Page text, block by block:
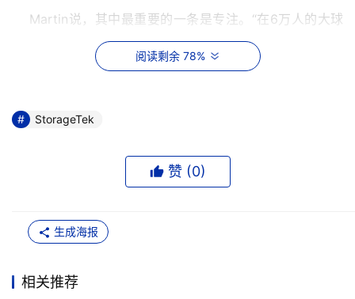
Martin说，其中最重要的一条是专注。“在6万人的大球
场里，其他卖花生的小伙伴都被球场上光彩夺目的球星吸引
了，忘了自己是来干什么的。”
StorageTek公司的经营中。
“公司只专著做一个业务，那就是存储。而一些竞争对手
除存储外，同时还做其他的产品，如网络设备。”
当年万人大球场上，Martin学会通过每个人的眼神差异
找到不同的需要。“非常有趣，球场上每个人的表情都是不
生，一定不能满足每个不同的人。”Martin说。
阅读剩余 78%
StorageTek
赞 (0)
生成海报
相关推荐